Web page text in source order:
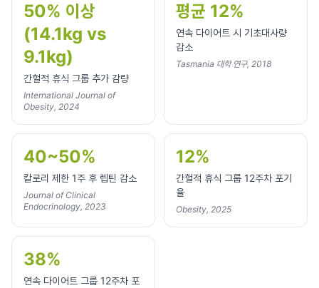
50% 이상
(14.1kg vs
9.1kg)
간헐적 휴식 그룹 추가 감량
International Journal of
Obesity, 2024
평균 12%
연속 다이어트 시 기초대사량
감소
Tasmania 대학 연구, 2018
40~50%
칼로리 제한 1주 후 렙틴 감소
Journal of Clinical
Endocrinology, 2023
12%
간헐적 휴식 그룹 12주차 포기
율
Obesity, 2025
38%
연속 다이어트 그룹 12주차 포